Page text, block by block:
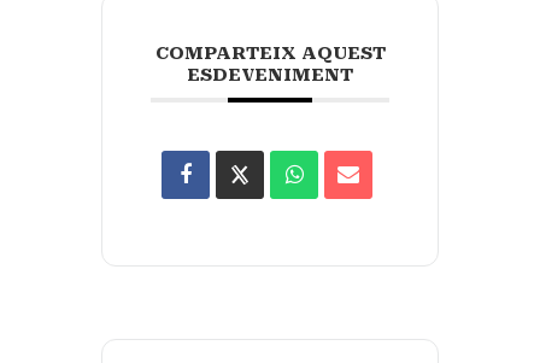
COMPARTEIX AQUEST
ESDEVENIMENT